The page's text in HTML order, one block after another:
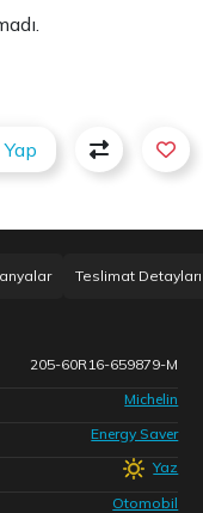
Teslimat Detayları
205-60R16-659879-M
Michelin
Energy Saver
Yaz
Otomobil